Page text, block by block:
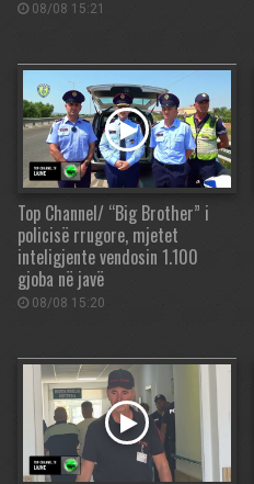
08/08 15:21
Top Channel/ “Big Brother” i
policisë rrugore, mjetet
inteligjente vendosin 1.100
gjoba në javë
08/08 15:20